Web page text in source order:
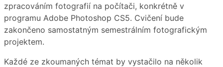
zpracováním fotografií na počítači, konkrétně v
programu Adobe Photoshop CS5. Cvičení bude
zakončeno samostatným semestrálním fotografickým
projektem.
Každé ze zkoumaných témat by vystačilo na několik